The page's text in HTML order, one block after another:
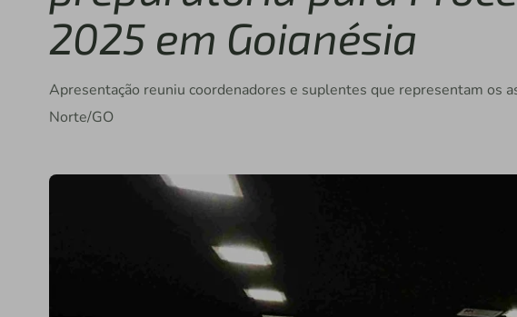
2025 em Goianésia
Apresentação reuniu coordenadores e suplentes que representam os
Norte/GO